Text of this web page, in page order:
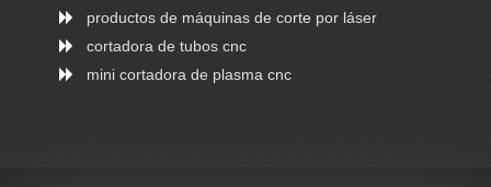
productos de máquinas de corte por láser
cortadora de tubos cnc
mini cortadora de plasma cnc